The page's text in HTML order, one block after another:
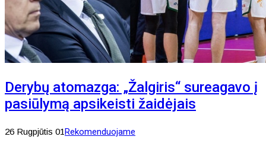
Derybų atomazga: „Žalgiris“ sureagavo į
pasiūlymą apsikeisti žaidėjais
26 Rugpjūtis 01Rekomenduojame